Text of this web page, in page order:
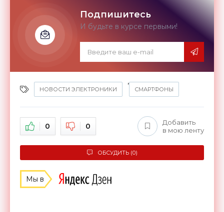
Подпишитесь
И будьте в курсе первыми!
НОВОСТИ ЭЛЕКТРОНИКИ
,
СМАРТФОНЫ
0 0
Добавить
в мою ленту
ОБСУДИТЬ (0)
Мы в